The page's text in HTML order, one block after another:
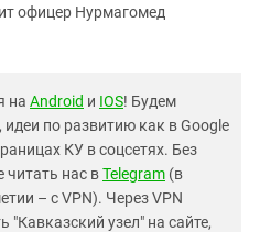
офицер Нурмагомед
на Android и IOS! Будем
идеи по развитию как в Google
КУ в соцсетях. Без
читать нас вTelegram (в
– с VPN). Через VPN
узел" на сайте,